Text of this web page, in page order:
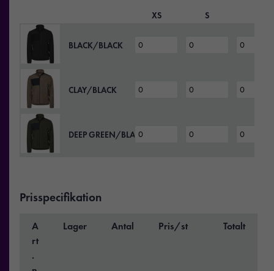
XS S
BLACK/BLACK
CLAY/BLACK
DEEP GREEN/BLACK
Prisspecifikation
A
rt
.
Lager Antal Pris/st Totalt